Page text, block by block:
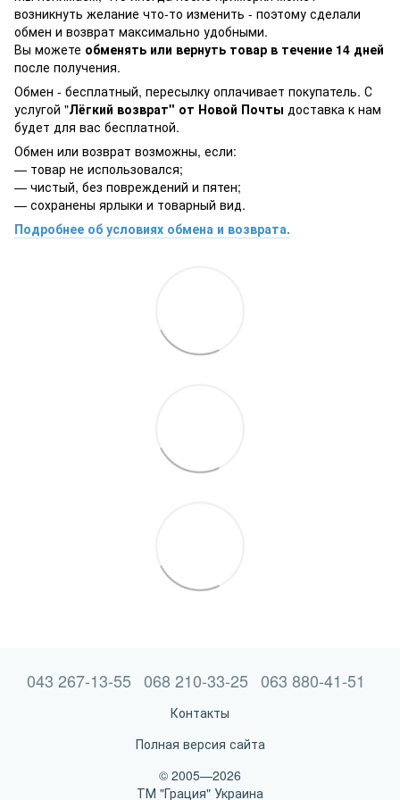
возникнуть желание что-то изменить - поэтому сделали
обмен и возврат максимально удобными.
Вы можете обменять или вернуть товар в течение 14 дней
после получения.
Обмен - бесплатный, пересылку оплачивает покупатель. С
услугой "Лёгкий возврат" от Новой Почты доставка к нам
будет для вас бесплатной.
Обмен или возврат возможны, если:
— товар не использовался;
— чистый, без повреждений и пятен;
— сохранены ярлыки и товарный вид.
Подробнее об условиях обмена и возврата.
043 267-13-55 068 210-33-25 063 880-41-51
Контакты
Полная версия сайта
© 2005—2026
ТМ "Грация" Украина